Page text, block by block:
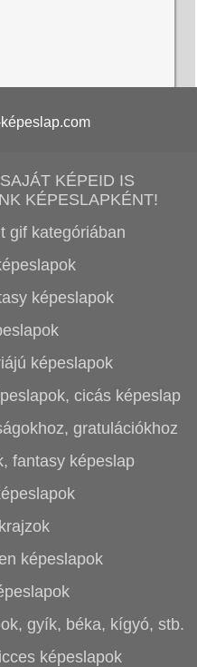
KÉPEID IS
KÉPESLAPKÉNT!
gif kategóriában
képeslapok
képeslapok
cicás képeslap
gratulációkhoz
fantasy képeslap
képeslapok
gyík, béka, kígyó, stb.
képeslapok